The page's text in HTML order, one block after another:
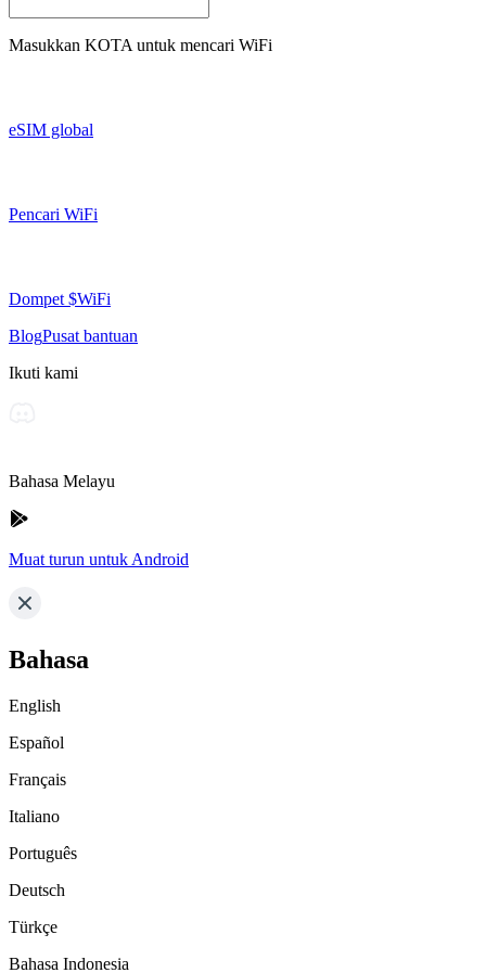
Masukkan KOTA untuk mencari WiFi
eSIM global
Pencari WiFi
Dompet $WiFi
BlogPusat bantuan
Ikuti kami
Bahasa Melayu
Muat turun untuk Android
Bahasa
English
Español
Français
Italiano
Português
Deutsch
Türkçe
Bahasa Indonesia